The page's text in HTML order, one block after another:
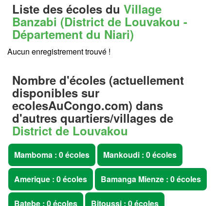
Liste des écoles du Village
Banzabi (District de Louvakou -
Département du Niari)
Aucun enregistrement trouvé !
Nombre d'écoles (actuellement
disponibles sur
ecolesAuCongo.com) dans
d'autres quartiers/villages de
District de Louvakou
Mamboma : 0 écoles Mankoudi : 0 écoles
Amerique : 0 écoles Bamanga Mienze : 0 écoles
Batebe : 0 écoles Bitoussi : 0 écoles